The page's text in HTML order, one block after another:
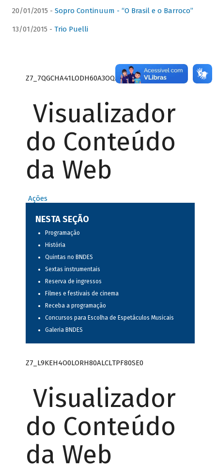
20/01/2015 - Sopro Continuum - “O Brasil e o Barroco”
13/01/2015 - Trio Puelli
Z7_7QGCHA41LODH60A3OQA8RN1415
Visualizador
do Conteúdo
da Web
Ações
NESTA SEÇÃO
Programação
História
Quintas no BNDES
Sextas instrumentais
Reserva de ingressos
Filmes e festivais de cinema
Receba a programação
Concursos para Escolha de Espetáculos Musicais
Galeria BNDES
Z7_L9KEH4O0LORH80ALCLTPF80SE0
Visualizador
do Conteúdo
da Web